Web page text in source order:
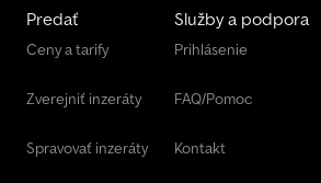
Predať
Ceny a tarify
Zverejniť inzeráty
Spravovať inzeráty
Služby a podpora
Prihlásenie
FAQ/Pomoc
Kontakt